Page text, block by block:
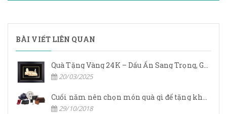
BÀI VIẾT LIÊN QUAN
Quà Tặng Vàng 24K – Dấu Ấn Sang Trọng, Giá Trị Vĩnh Cửu
20/03/2025
Cuối năm nên chọn món quà gì để tặng khách hàng.
29/10/2018